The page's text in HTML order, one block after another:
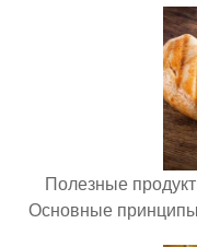
Полезные
Основные принципы